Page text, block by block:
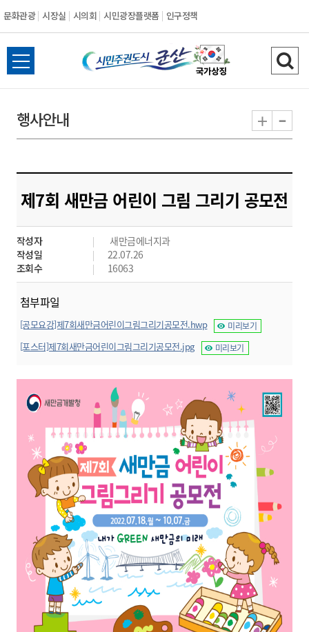
문화관광 시장실 시의회 시민광장플랫폼 인구정책
시
민
도
시
군
산
전
체
뉴
열
검
색
기
행사안내 + -
제7회 새만금 어린이 그림 그리기 공모전
작성자
새만금에너지과
작성일
22.07.26
조회수
16063
첨부파일
[공모요강]제7회새만금어린이그림그리기공모전.hwp 미리보기
[포스터]제7회새만금어린이그림그리기공모전.jpg 미리보기